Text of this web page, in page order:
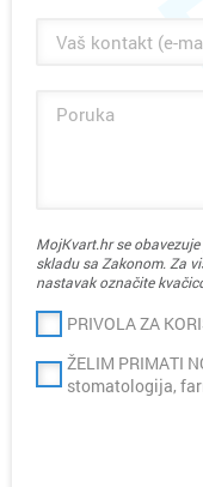
MojKvart.hr se
skladu sa Zakonom. Za
nastavak označite
PRIVOLA ZA
ŽELIM PRIMATI
stomatologija,